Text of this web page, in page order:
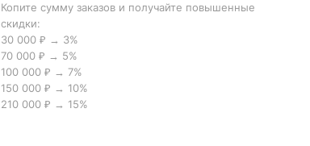
Копите сумму заказов и получайте повышенные
скидки:
30 000 ₽ → 3%
70 000 ₽ → 5%
100 000 ₽ → 7%
150 000 ₽ → 10%
210 000 ₽ → 15%